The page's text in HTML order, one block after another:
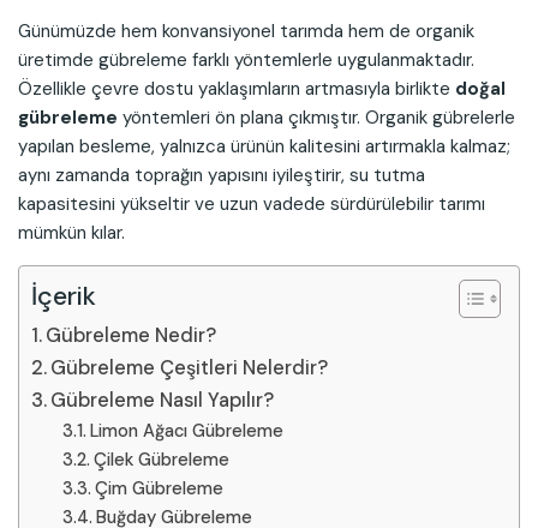
Günümüzde hem konvansiyonel tarımda hem de organik
üretimde gübreleme farklı yöntemlerle uygulanmaktadır.
Özellikle çevre dostu yaklaşımların artmasıyla birlikte doğal
gübreleme yöntemleri ön plana çıkmıştır. Organik gübrelerle
yapılan besleme, yalnızca ürünün kalitesini artırmakla kalmaz;
aynı zamanda toprağın yapısını iyileştirir, su tutma
kapasitesini yükseltir ve uzun vadede sürdürülebilir tarımı
mümkün kılar.
İçerik
Gübreleme Nedir?
Gübreleme Çeşitleri Nelerdir?
Gübreleme Nasıl Yapılır?
Limon Ağacı Gübreleme
Çilek Gübreleme
Çim Gübreleme
Buğday Gübreleme